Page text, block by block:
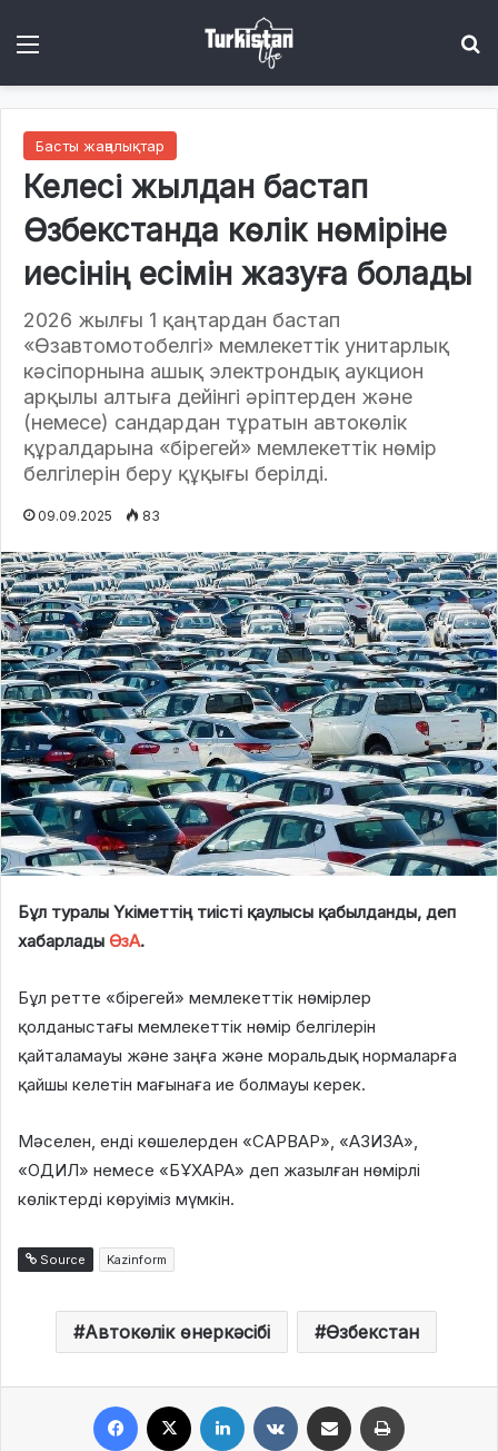
Басты жаңалықтар
Келесі жылдан бастап
Өзбекстанда көлік нөміріне
иесінің есімін жазуға болады
2026 жылғы 1 қаңтардан бастап
«Өзавтомотобелгі» мемлекеттік унитарлық
кәсіпорнына ашық электрондық аукцион
арқылы алтыға дейінгі әріптерден және
(немесе) сандардан тұратын автокөлік
құралдарына «бірегей» мемлекеттік нөмір
белгілерін беру құқығы берілді.
09.09.2025 83
Бұл туралы Үкіметтің тиісті қаулысы қабылданды, деп
хабарлады ӨзА.
Бұл ретте «бірегей» мемлекеттік нөмірлер
қолданыстағы мемлекеттік нөмір белгілерін
қайталамауы және заңға және моральдық нормаларға
қайшы келетін мағынаға ие болмауы керек.
Мәселен, енді көшелерден «САРВАР», «АЗИЗА»,
«ОДИЛ» немесе «БҰХАРА» деп жазылған нөмірлі
көліктерді көруіміз мүмкін.
Source Kazinform
Автокөлік өнеркәсібі Өзбекстан